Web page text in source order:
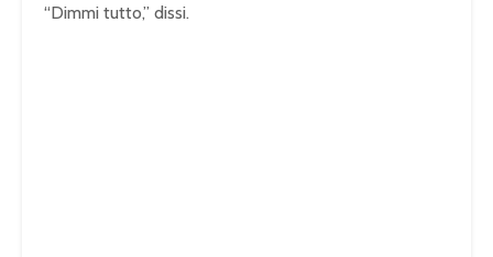
“Dimmi tutto,” dissi.